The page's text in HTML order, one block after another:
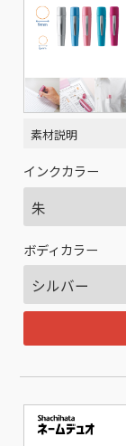
素材説明
インクカラー
ボディカラー